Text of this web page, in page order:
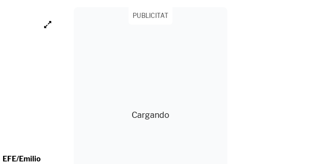
EFE/Emilio
PUBLICITAT